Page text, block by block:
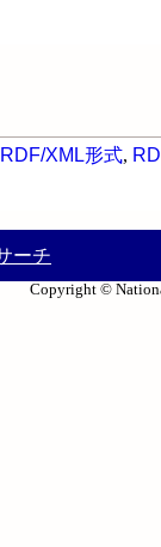
RDF/XML形式,
ーチ
Copyright ©